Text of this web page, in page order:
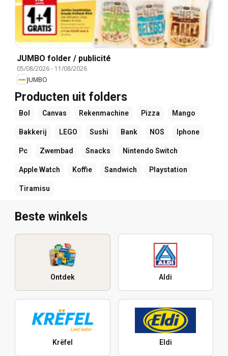
JUMBO folder / publicité
05/08/2026- 11/08/2026
JUMBO
Producten uit folders
Bol Canvas Rekenmachine Pizza Mango
Bakkerij LEGO Sushi Bank NOS Iphone
Pc Zwembad Snacks Nintendo Switch
Apple Watch Koffie Sandwich Playstation
Tiramisu
Beste winkels
Ontdek Aldi
Krëfel Eldi